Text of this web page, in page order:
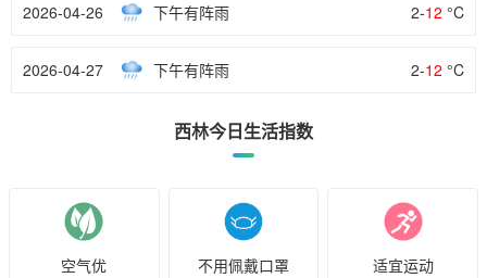
2026-04-26 下午有阵雨 2-12 °C
2026-04-27 下午有阵雨 2-12 °C
西林今日生活指数
空气优 不用佩戴口罩 适宜运动